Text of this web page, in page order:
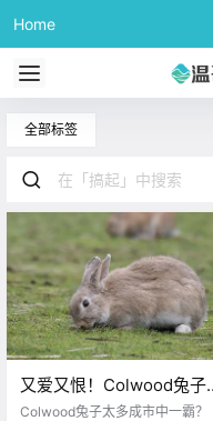
Home
全部标签
又爱又恨！Colwood兔子
增，搞起了破坏。。。
Colwood兔子太多成市中一霸？